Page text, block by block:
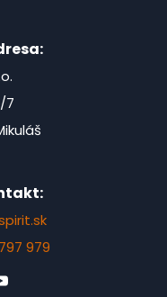
7
979